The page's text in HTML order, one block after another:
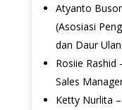
Atyanto
(Asosiasi
dan Daur
Rosiie Rashid
Sales
Ketty Nurlita